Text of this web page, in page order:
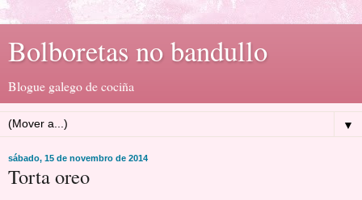
Bolboretas no bandullo
Blogue galego de cociña
▼
sábado, 15 de novembro de 2014
Torta oreo